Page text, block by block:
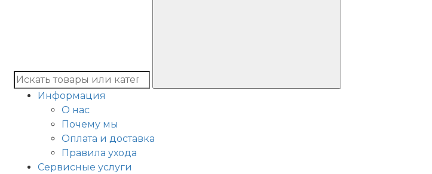
Информация
О нас
Почему мы
Оплата и доставка
Правила ухода
Сервисные услуги